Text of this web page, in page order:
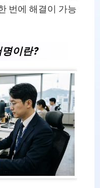
번에 해결이 가능
이란?